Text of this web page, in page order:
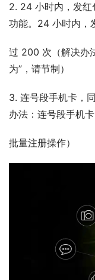
2. 24 小时内，发红
功能。24 小时内，
过 200 次（解决办
为”，请节制）
3. 连号段手机卡，
办法：连号段手机
批量注册操作）